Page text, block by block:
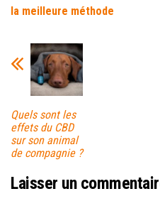
la meilleure méthode
Quels sont les
effets du CBD
sur son animal
de compagnie ?
Laisser un